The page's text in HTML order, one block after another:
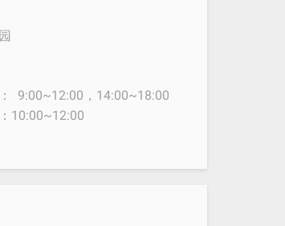
9:00~12:00，14:00~18:00
10:00~12:00